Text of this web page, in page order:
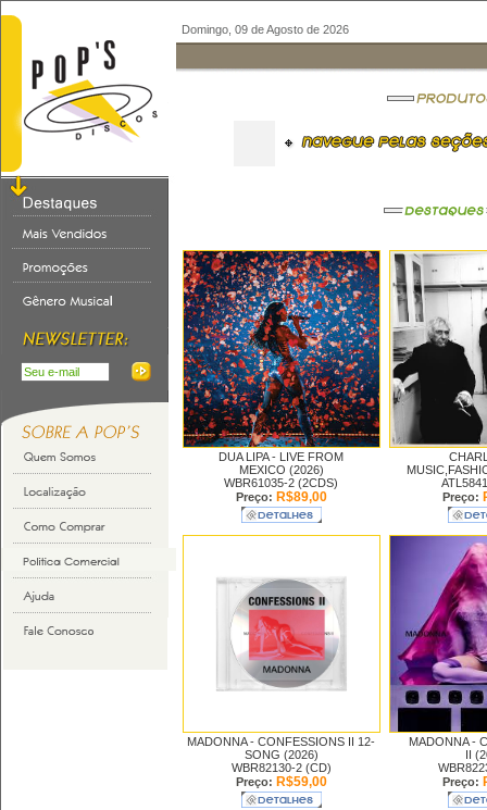
Domingo, 09 de Agosto de 2026
DUA LIPA - LIVE FROM
MEXICO (2026)
WBR61035-2 (2CDS)
Preço: R$89,00
Preço:
MADONNA -CONFESSIONS II 12-
SONG (2026)
WBR82130-2 (CD)
Preço: R$59,00
MADONNA -
II
Preço: